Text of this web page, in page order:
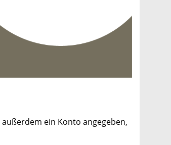
ein Konto angegeben,